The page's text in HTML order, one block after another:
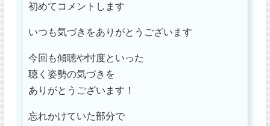
初めてコメントします
いつも気づきをありがとうございます
今回も傾聴や忖度といった
聴く姿勢の気づきを
ありがとうございます！
忘れかけていた部分で